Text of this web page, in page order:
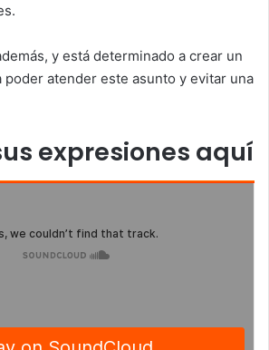
y está determinado a crear un
poder atender este asunto y evitar una
expresiones aquí